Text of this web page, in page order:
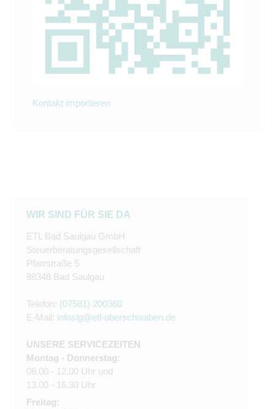
Kontakt importieren
WIR SIND FÜR SIE DA
ETL Bad Saulgau GmbH
Steuerberatungsgesellschaft
Pfarrstraße 5
88348 Bad Saulgau
Telefon: (07581) 200360
E-Mail: infoslg@etl-oberschwaben.de
UNSERE SERVICEZEITEN
Montag - Donnerstag:
08.00 - 12.00 Uhr und
13.00 - 16.30 Uhr
Freitag: